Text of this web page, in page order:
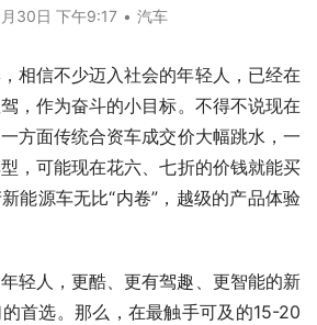
30日 下午9:17 • 汽车
相信不少迈入社会的年轻人，已经在
，作为奋斗的小目标。不得不说现在
方面传统合资车成交价大幅跳水，一
，可能现在花六、七折的价钱就能买
能源车无比“内卷”，越级的产品体验
轻人，更酷、更有驾趣、更智能的新
首选。那么，在最触手可及的15-20